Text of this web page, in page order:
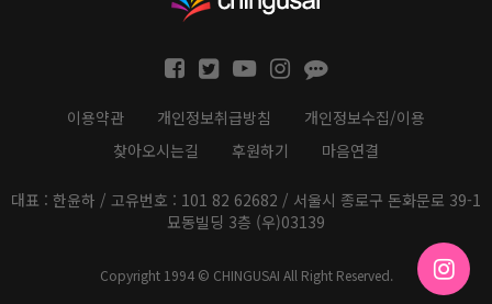
이용약관 개인정보취급방침
개인정보수집/이용
찾아오시는길
후원하기 마음연결
대표 : 한윤하 / 고유번호 : 101 82 62682 / 서울시 종로구 돈화문로 39-1
묘동빌딩 3층 (우)03139
Copyright 1994 © CHINGUSAI All Right Reserved.